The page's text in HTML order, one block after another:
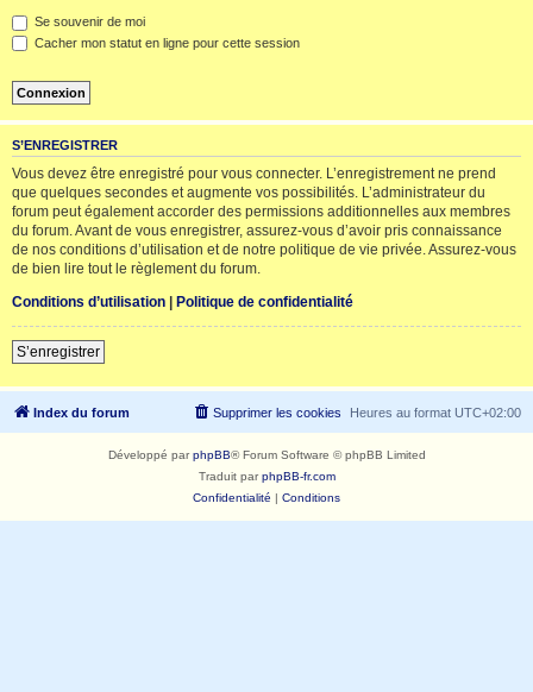
Se souvenir de moi
Cacher mon statut en ligne pour cette session
S’ENREGISTRER
Vous devez être enregistré pour vous connecter. L’enregistrement ne prend
que quelques secondes et augmente vos possibilités. L’administrateur du
forum peut également accorder des permissions additionnelles aux membres
du forum. Avant de vous enregistrer, assurez-vous d’avoir pris connaissance
de nos conditions d’utilisation et de notre politique de vie privée. Assurez-vous
de bien lire tout le règlement du forum.
Conditions d’utilisation | Politique de confidentialité
S’enregistrer
Index du forum Heures au format UTC+02:00
Supprimer les cookies
Développé parphpBB® Forum Software © phpBB Limited
Traduit parphpBB-fr.com
Confidentialité | Conditions